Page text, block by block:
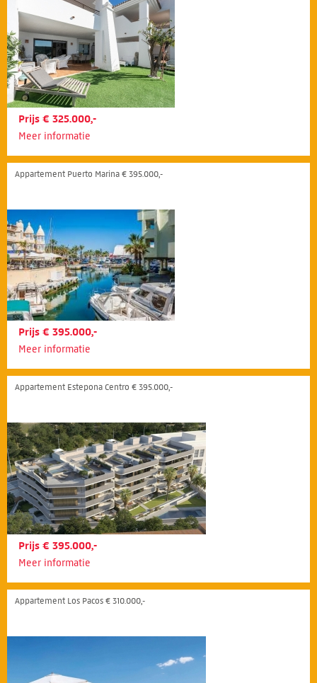
Prijs € 325.000,-
Meer informatie
Appartement Puerto Marina € 395.000,-
Prijs € 395.000,-
Meer informatie
Appartement Estepona Centro € 395.000,-
Prijs € 395.000,-
Meer informatie
Appartement Los Pacos € 310.000,-